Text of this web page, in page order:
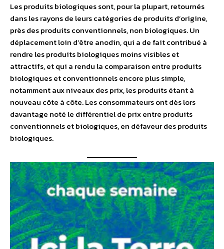
Les produits biologiques sont, pour la plupart, retournés
dans les rayons de leurs catégories de produits d’origine,
près des produits conventionnels, non biologiques. Un
déplacement loin d’être anodin, qui a de fait contribué à
rendre les produits biologiques moins visibles et
attractifs, et qui a rendu la comparaison entre produits
biologiques et conventionnels encore plus simple,
notamment aux niveaux des prix, les produits étant à
nouveau côte à côte. Les consommateurs ont dès lors
davantage noté le différentiel de prix entre produits
conventionnels et biologiques, en défaveur des produits
biologiques.